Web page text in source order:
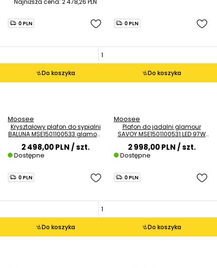
Najniższa cena: 2 478,26 PLN
Do koszyka
0 PLN
Moosee
Kryształowy plafon do sypialni
BALUNA MSE1501100533 glamour
2 498,00 PLN/ szt.
Dostępne
Do koszyka
0 PLN
Moosee
Plafon do jadalni glamour
SAVOY MSE1501100531 LED 97W
2 998,00 PLN/ szt.
Dostępne
Do koszyka
0 PLN
Do koszyka
0 PLN